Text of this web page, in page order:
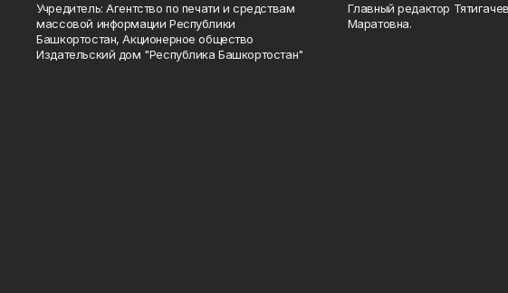
Учредитель: Агентство по печати и средствам
массовой информации Республики
Башкортостан, Акционерное общество
Издательский дом "Республика Башкортостан"
Главный редактор
Маратовна.